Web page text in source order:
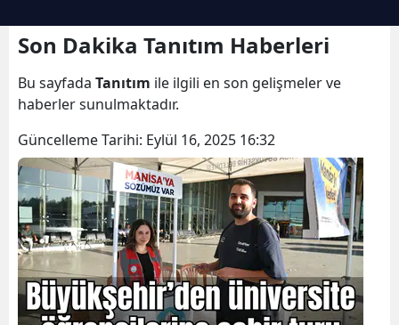
Son Dakika Tanıtım Haberleri
Bu sayfada Tanıtım ile ilgili en son gelişmeler ve
haberler sunulmaktadır.
Güncelleme Tarihi: Eylül 16, 2025 16:32